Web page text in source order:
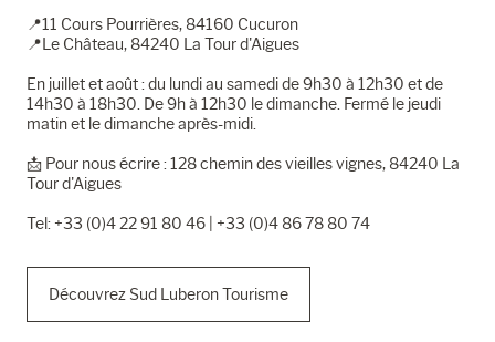
📍11 Cours Pourrières, 84160 Cucuron
📍Le Château, 84240 La Tour d'Aigues
En juillet et août : du lundi au samedi de 9h30 à 12h30 et de
14h30 à 18h30. De 9h à 12h30 le dimanche. Fermé le jeudi
matin et le dimanche après-midi.
📩​ Pour nous écrire : 128 chemin des vieilles vignes, 84240 La
Tour d'Aigues
Tel: +33 (0)4 22 91 80 46 | +33 (0)4 86 78 80 74
Découvrez Sud Luberon Tourisme